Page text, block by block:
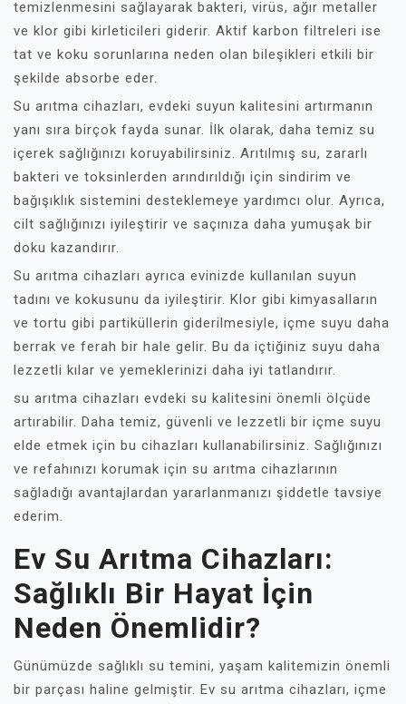
temizlenmesini sağlayarak bakteri, virüs, ağır metaller
ve klor gibi kirleticileri giderir. Aktif karbon filtreleri ise
tat ve koku sorunlarına neden olan bileşikleri etkili bir
şekilde absorbe eder.
Su arıtma cihazları, evdeki suyun kalitesini artırmanın
yanı sıra birçok fayda sunar. İlk olarak, daha temiz su
içerek sağlığınızı koruyabilirsiniz. Arıtılmış su, zararlı
bakteri ve toksinlerden arındırıldığı için sindirim ve
bağışıklık sistemini desteklemeye yardımcı olur. Ayrıca,
cilt sağlığınızı iyileştirir ve saçınıza daha yumuşak bir
doku kazandırır.
Su arıtma cihazları ayrıca evinizde kullanılan suyun
tadını ve kokusunu da iyileştirir. Klor gibi kimyasalların
ve tortu gibi partiküllerin giderilmesiyle, içme suyu daha
berrak ve ferah bir hale gelir. Bu da içtiğiniz suyu daha
lezzetli kılar ve yemeklerinizi daha iyi tatlandırır.
su arıtma cihazları evdeki su kalitesini önemli ölçüde
artırabilir. Daha temiz, güvenli ve lezzetli bir içme suyu
elde etmek için bu cihazları kullanabilirsiniz. Sağlığınızı
ve refahınızı korumak için su arıtma cihazlarının
sağladığı avantajlardan yararlanmanızı şiddetle tavsiye
ederim.
Ev Su Arıtma Cihazları:
Sağlıklı Bir Hayat İçin
Neden Önemlidir?
Günümüzde sağlıklı su temini, yaşam kalitemizin önemli
bir parçası haline gelmiştir. Ev su arıtma cihazları, içme